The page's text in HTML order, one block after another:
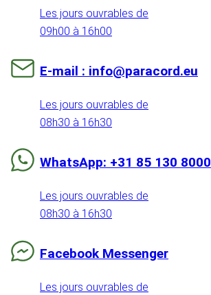
Les jours ouvrables de
09h00 à 16h00
E-mail : info@paracord.eu
Les jours ouvrables de
08h30 à 16h30
WhatsApp: +31 85 130 8000
Les jours ouvrables de
08h30 à 16h30
Facebook Messenger
Les jours ouvrables de